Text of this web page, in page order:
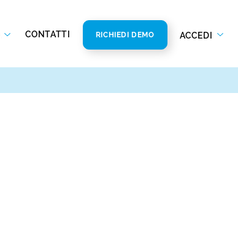
CONTATTI RICHIEDI DEMO ACCEDI